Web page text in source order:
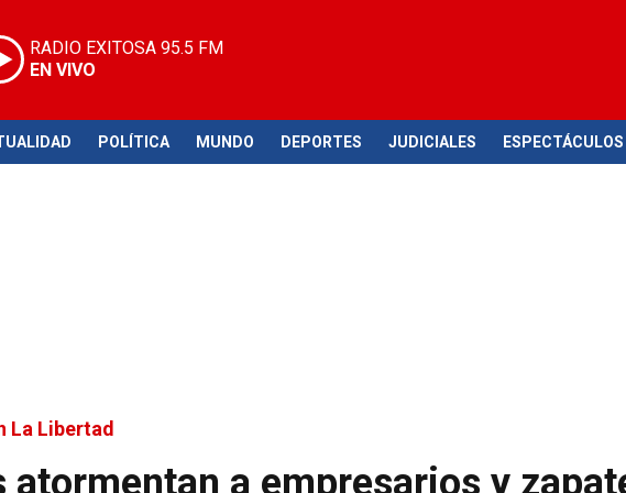
RADIO EXITOSA 95.5 FM
EN VIVO
POLÍTICA MUNDO DEPORTES JUDICIALES ESPECTÁCULOS
La Libertad
atormentan a empresarios y